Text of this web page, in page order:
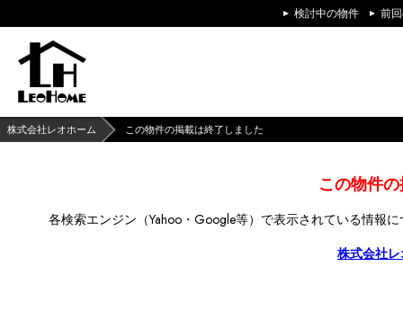
検討中の物件 前
株式会社レオホーム この物件の掲載は終了しました
この物件
各検索エンジン（Yahoo・Google等）で表示されている情報
株式会社